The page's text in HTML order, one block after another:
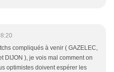
compliqués à venir ( GAZELEC,
DIJON ), je vois mal comment on
optimistes doivent espérer les